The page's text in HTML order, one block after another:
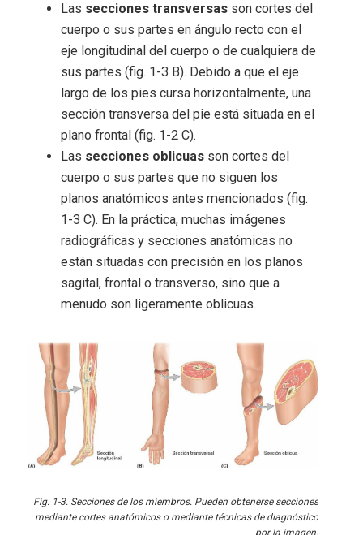
Las secciones transversas son cortes del
cuerpo o sus partes en ángulo recto con el
eje longitudinal del cuerpo o de cualquiera de
sus partes (fig. 1-3 B). Debido a que el eje
largo de los pies cursa horizontalmente, una
sección transversa del pie está situada en el
plano frontal (fig. 1-2 C).
Las secciones oblicuas son cortes del
cuerpo o sus partes que no siguen los
planos anatómicos antes mencionados (fig.
1-3 C). En la práctica, muchas imágenes
radiográficas y secciones anatómicas no
están situadas con precisión en los planos
sagital, frontal o transverso, sino que a
menudo son ligeramente oblicuas.
Fig. 1-3. Secciones de los miembros. Pueden obtenerse secciones
mediante cortes anatómicos o mediante técnicas de diagnóstico
por la imagen.